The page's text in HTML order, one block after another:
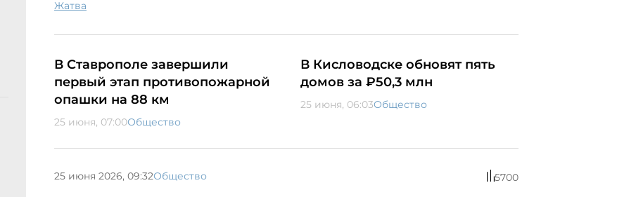
жатва
В Ставрополе завершили
первый этап противопожарной
опашки на 88 км
25 июня, 07:00Общество
В Кисловодске обновят пять
домов за ₽50,3 млн
25 июня, 06:03Общество
25 июня 2026, 09:32Общество 5700